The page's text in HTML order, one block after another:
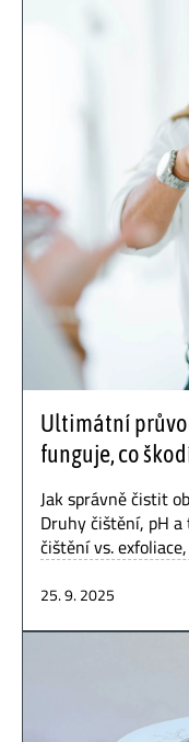
Ultimátní
funguje, co
Jak správně čistit
Druhy čištění, pH
čištění vs.
25. 9. 2025